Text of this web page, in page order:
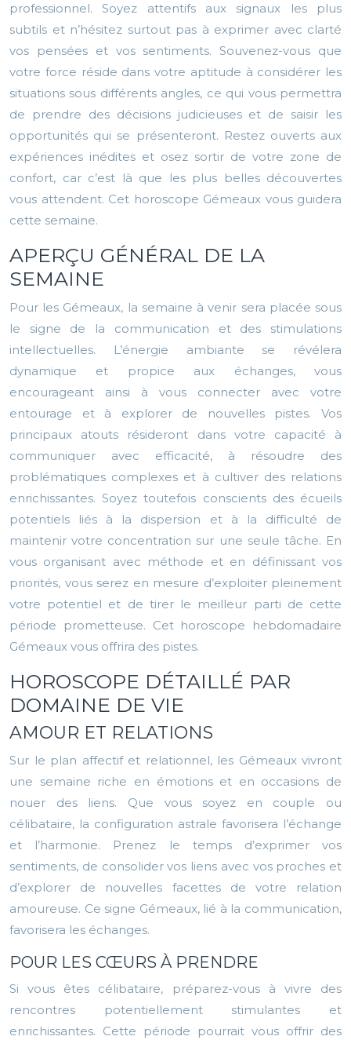
professionnel. Soyez attentifs aux signaux les plus
subtils et n’hésitez surtout pas à exprimer avec clarté
vos pensées et vos sentiments. Souvenez-vous que
votre force réside dans votre aptitude à considérer les
situations sous différents angles, ce qui vous permettra
de prendre des décisions judicieuses et de saisir les
opportunités qui se présenteront. Restez ouverts aux
expériences inédites et osez sortir de votre zone de
confort, car c’est là que les plus belles découvertes
vous attendent. Cet horoscope Gémeaux vous guidera
cette semaine.
APERÇU GÉNÉRAL DE LA
SEMAINE
Pour les Gémeaux, la semaine à venir sera placée sous
le signe de la communication et des stimulations
intellectuelles. L’énergie ambiante se révélera
dynamique et propice aux échanges, vous
encourageant ainsi à vous connecter avec votre
entourage et à explorer de nouvelles pistes. Vos
principaux atouts résideront dans votre capacité à
communiquer avec efficacité, à résoudre des
problématiques complexes et à cultiver des relations
enrichissantes. Soyez toutefois conscients des écueils
potentiels liés à la dispersion et à la difficulté de
maintenir votre concentration sur une seule tâche. En
vous organisant avec méthode et en définissant vos
priorités, vous serez en mesure d’exploiter pleinement
votre potentiel et de tirer le meilleur parti de cette
période prometteuse. Cet horoscope hebdomadaire
Gémeaux vous offrira des pistes.
HOROSCOPE DÉTAILLÉ PAR
DOMAINE DE VIE
AMOUR ET RELATIONS
Sur le plan affectif et relationnel, les Gémeaux vivront
une semaine riche en émotions et en occasions de
nouer des liens. Que vous soyez en couple ou
célibataire, la configuration astrale favorisera l’échange
et l’harmonie. Prenez le temps d’exprimer vos
sentiments, de consolider vos liens avec vos proches et
d’explorer de nouvelles facettes de votre relation
amoureuse. Ce signe Gémeaux, lié à la communication,
favorisera les échanges.
POUR LES CŒURS À PRENDRE
Si vous êtes célibataire, préparez-vous à vivre des
rencontres potentiellement stimulantes et
enrichissantes. Cette période pourrait vous offrir des